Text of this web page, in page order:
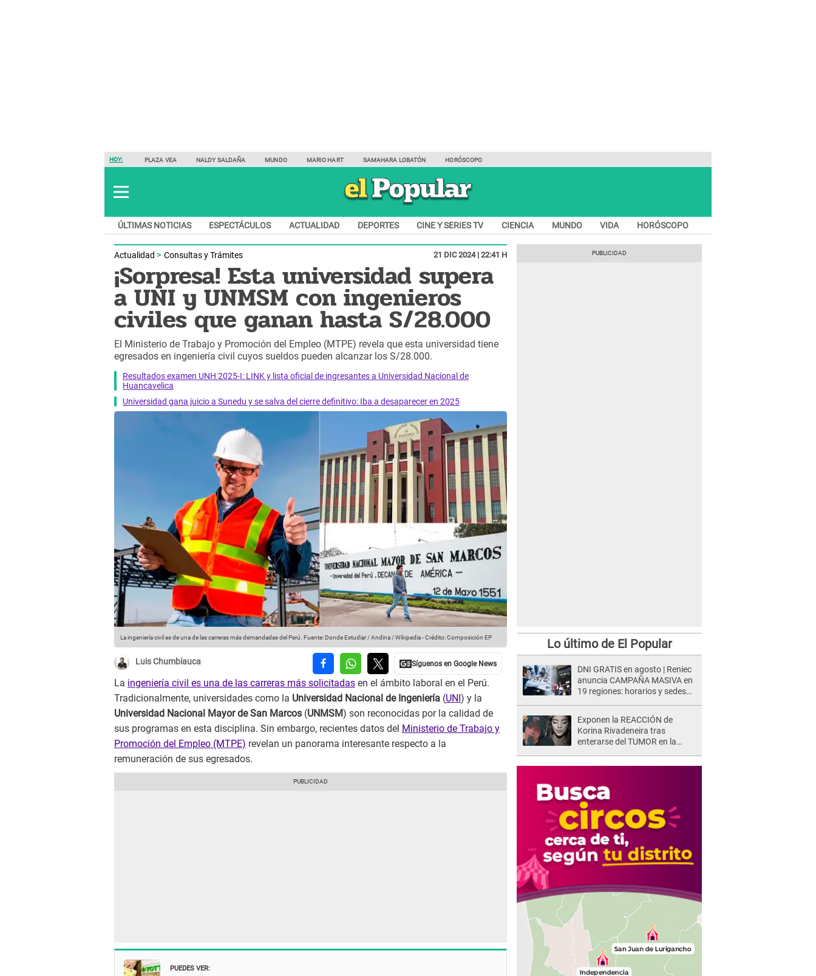
HOY: PLAZA VEA NALDY SALDAÑA MUNDO MARIO HART SAMAHARA LOBATÓN HORÓSCOPO
ÚLTIMAS NOTICIAS ESPECTÁCULOS ACTUALIDAD DEPORTES CINE Y SERIES TV CIENCIA MUNDO VIDA HORÓSCOPO
Actualidad Consultas y Trámites 21 DIC 2024 | 22:41 H
¡Sorpresa! Esta universidad supera
a UNI y UNMSM con ingenieros
civiles que ganan hasta S/28.000
El Ministerio de Trabajo y Promoción del Empleo (MTPE) revela que esta universidad tiene
egresados en ingeniería civil cuyos sueldos pueden alcanzar los S/28.000.
Resultados examen UNH 2025-I: LINK y lista oficial de ingresantes a Universidad Nacional de
Huancavelica
Universidad gana juicio a Sunedu y se salva del cierre definitivo: Iba a desaparecer en 2025
La ingeniería civil es de una de las carreras más demandadas del Perú. Fuente: Donde Estudiar / Andina / Wikipedia-Crédito: Composición EP
Luis Chumbiauca
La ingeniería civil es una de las carreras más solicitadas en el ámbito laboral en el Perú.
Tradicionalmente, universidades como la Universidad Nacional de Ingeniería (UNI ) y la
Universidad Nacional Mayor de San Marcos (UNMSM) son reconocidas por la calidad de
sus programas en esta disciplina. Sin embargo, recientes datos del Ministerio de Trabajo y
Promoción del Empleo (MTPE) revelan un panorama interesante respecto a la
remuneración de sus egresados.
PUEDES VER:
Lo último de El Popular
DNI GRATIS en agosto | Reniec
anuncia CAMPAÑA MASIVA en
19 regiones: horarios y sedes
Exponen la REACCIÓN de
Korina Rivadeneira tras
enterarse del TUMOR en la